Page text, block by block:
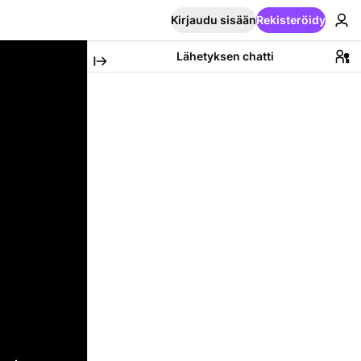
Kirjaudu sisäänRekisteröidy
Lähetyksen chatti